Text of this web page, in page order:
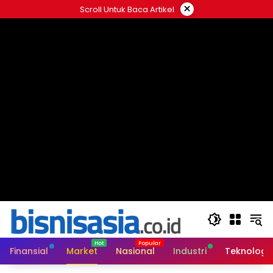
ke
Scroll Untuk Baca Artikel ×
Finansial Market Nasional Industri Teknologi